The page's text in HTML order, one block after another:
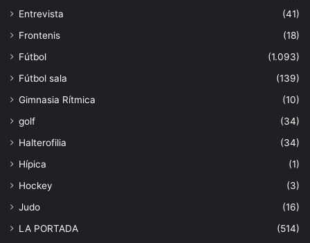
Entrevista
(41)
Frontenis
(18)
Fútbol
(1.093)
Fútbol sala
(139)
Gimnasia Rítmica
(10)
golf
(34)
Halterofilia
(34)
Hípica
(1)
Hockey
(3)
Judo
(16)
LA PORTADA
(514)